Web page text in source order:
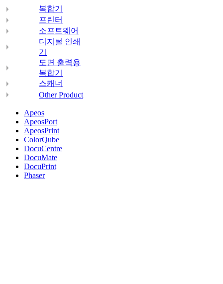
복합기
프린터
소프트웨어
디지털 인쇄
기
도면 출력용
복합기
스캐너
Other Product
Apeos
ApeosPort
ApeosPrint
ColorQube
DocuCentre
DocuMate
DocuPrint
Phaser